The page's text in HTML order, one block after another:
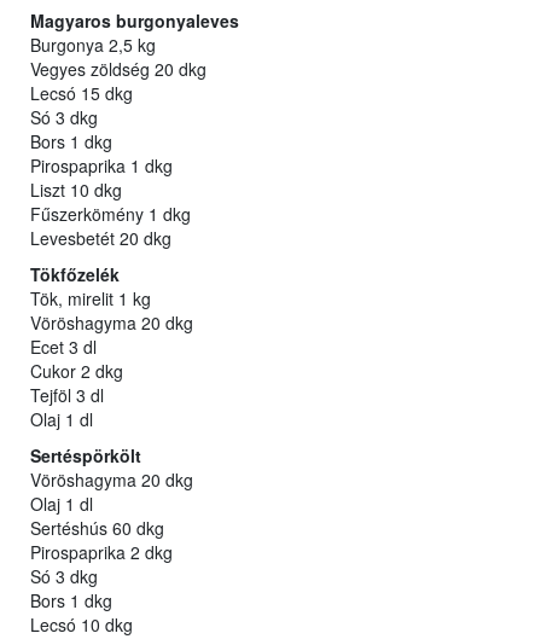
Magyaros burgonyaleves
Burgonya 2,5 kg
Vegyes zöldség 20 dkg
Lecsó 15 dkg
Só 3 dkg
Bors 1 dkg
Pirospaprika 1 dkg
Liszt 10 dkg
Fűszerkömény 1 dkg
Levesbetét 20 dkg
Tökfőzelék
Tök, mirelit 1 kg
Vöröshagyma 20 dkg
Ecet 3 dl
Cukor 2 dkg
Tejföl 3 dl
Olaj 1 dl
Sertéspörkölt
Vöröshagyma 20 dkg
Olaj 1 dl
Sertéshús 60 dkg
Pirospaprika 2 dkg
Só 3 dkg
Bors 1 dkg
Lecsó 10 dkg